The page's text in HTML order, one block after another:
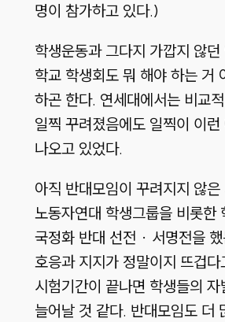
명이 참가하고 있다.)
학생운동과 그다지 가깝지 않던
학교 학생회도 뭐 해야 하는 거
하곤 한다. 연세대에서는 비교
일찍 꾸려졌음에도 일찍이 이런
나오고 있었다.
아직 반대모임이 꾸려지지 않
노동자연대 학생그룹을 비롯한
국정화 반대 선전 · 서명전을
호응과 지지가 정말이지 뜨겁다
시험기간이 끝나면 학생들의
늘어날 것 같다. 반대모임도 더